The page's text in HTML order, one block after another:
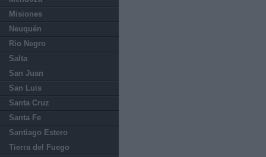
Misiones
Neuquén
Rio Negro
Salta
San Juan
San Luis
Santa Cruz
Santa Fe
Santiago Estero
Tierra del Fuego